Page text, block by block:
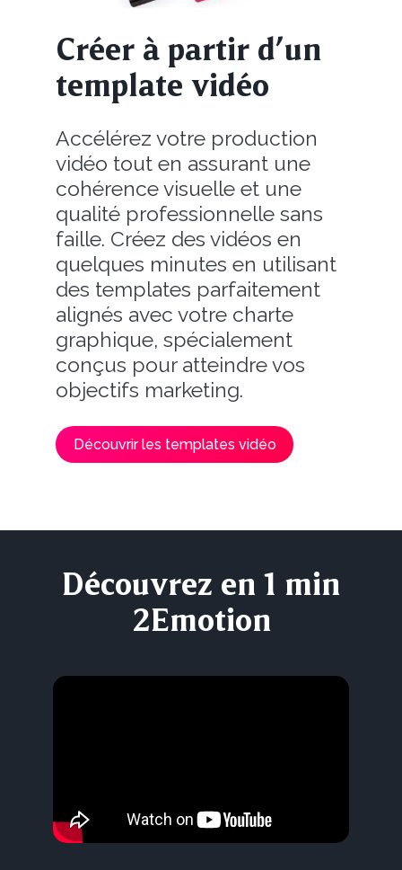
Créer à partir d’un
template vidéo
Accélérez votre production
vidéo tout en assurant une
cohérence visuelle et une
qualité professionnelle sans
faille. Créez des vidéos en
quelques minutes en utilisant
des templates parfaitement
alignés avec votre charte
graphique, spécialement
conçus pour atteindre vos
objectifs marketing.
Découvrir les templates vidéo
Découvrez en 1 min
2Emotion